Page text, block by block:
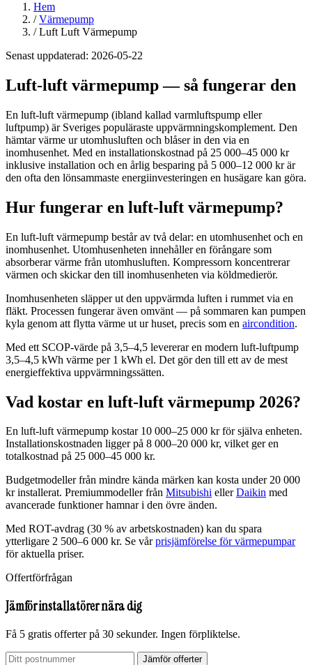
Hem
/ Värmepump
/ Luft Luft Värmepump
Senast uppdaterad: 2026-05-22
Luft-luft värmepump — så fungerar den
En luft-luft värmepump (ibland kallad varmluftspump eller
luftpump) är Sveriges populäraste uppvärmningskomplement. Den
hämtar värme ur utomhusluften och blåser in den via en
inomhusenhet. Med en installationskostnad på 25 000–45 000 kr
inklusive installation och en årlig besparing på 5 000–12 000 kr är
den ofta den lönsammaste energiinvesteringen en husägare kan göra.
Hur fungerar en luft-luft värmepump?
En luft-luft värmepump består av två delar: en utomhusenhet och en
inomhusenhet. Utomhusenheten innehåller en förångare som
absorberar värme från utomhusluften. Kompressorn koncentrerar
värmen och skickar den till inomhusenheten via köldmedierör.
Inomhusenheten släpper ut den uppvärmda luften i rummet via en
fläkt. Processen fungerar även omvänt — på sommaren kan pumpen
kyla genom att flytta värme ut ur huset, precis som en aircondition.
Med ett SCOP-värde på 3,5–4,5 levererar en modern luft-luftpump
3,5–4,5 kWh värme per 1 kWh el. Det gör den till ett av de mest
energieffektiva uppvärmningssätten.
Vad kostar en luft-luft värmepump 2026?
En luft-luft värmepump kostar 10 000–25 000 kr för själva enheten.
Installationskostnaden ligger på 8 000–20 000 kr, vilket ger en
totalkostnad på 25 000–45 000 kr.
Budgetmodeller från mindre kända märken kan kosta under 20 000
kr installerat. Premiummodeller från Mitsubishi ellerDaikin med
avancerade funktioner hamnar i den övre änden.
Med ROT-avdrag (30 % av arbetskostnaden) kan du spara
ytterligare 2 500–6 000 kr. Se vårprisjämförelse för värmepumpar
för aktuella priser.
Offertförfrågan
Jämför installatörer nära dig
Få 5 gratis offerter på 30 sekunder. Ingen förpliktelse.
Jämför offerter